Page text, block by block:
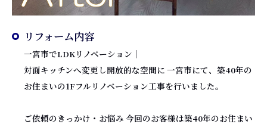
リフォーム内容
一宮市でLDKリノベーション｜
対面キッチンへ変更し開放的な空間に 一宮市にて、築40年の
お住まいの1Fフルリノベーション工事を行いました。
ご依頼のきっかけ・お悩み 今回のお客様は築40年のお住まい